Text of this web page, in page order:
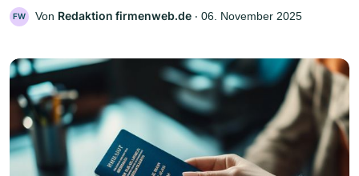
FW Von Redaktion firmenweb.de ‧ 06. November 2025